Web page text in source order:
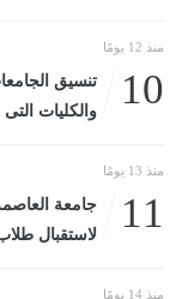
منذ 12 يومًا
10
والكليات
منذ 13 يومًا
11
جامعة
لاستقبال طلاب
منذ 14 يومًا